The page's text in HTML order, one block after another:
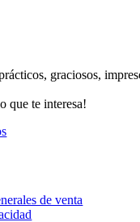
graciosos,
que te interesa!
de venta